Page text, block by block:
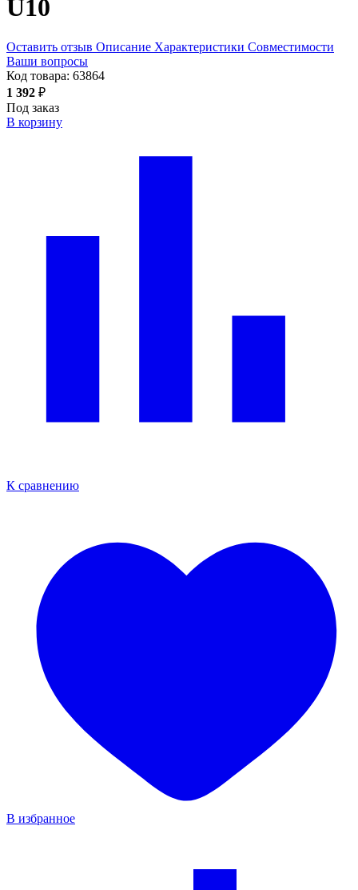
U10
Оставить отзыв Описание Характеристики Совместимости
Ваши вопросы
Код товара: 63864
1 392 ₽
Под заказ
В корзину
К сравнению
В избранное